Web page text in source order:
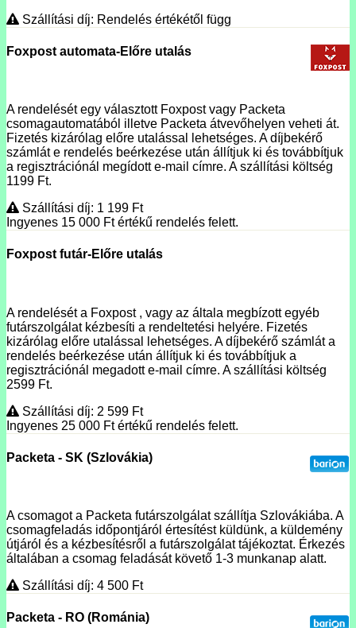
Szállítási díj: Rendelés értékétől függ
Foxpost automata-Előre utalás
A rendelését egy választott Foxpost vagy Packeta
csomagautomatából illetve Packeta átvevőhelyen veheti át.
Fizetés kizárólag előre utalással lehetséges. A díjbekérő
számlát e rendelés beérkezése után állítjuk ki és továbbítjuk
a regisztrációnál megídott e-mail címre. A szállítási költség
1199 Ft.
Szállítási díj: 1 199 Ft
Ingyenes 15 000 Ftértékű rendelés felett.
Foxpost futár-Előre utalás
A rendelését a Foxpost , vagy az általa megbízott egyéb
futárszolgálat kézbesíti a rendeltetési helyére. Fizetés
kizárólag előre utalással lehetséges. A díjbekérő számlát a
rendelés beérkezése után állítjuk ki és továbbítjuk a
regisztrációnál megadott e-mail címre. A szállítási költség
2599 Ft.
Szállítási díj: 2 599 Ft
Ingyenes 25 000 Ftértékű rendelés felett.
Packeta - SK (Szlovákia)
A csomagot a Packeta futárszolgálat szállítja Szlovákiába. A
csomagfeladás időpontjáról értesítést küldünk, a küldemény
útjáról és a kézbesítésről a futárszolgálat tájékoztat. Érkezés
általában a csomag feladását követő 1-3 munkanap alatt.
Szállítási díj: 4 500 Ft
Packeta - RO (Románia)